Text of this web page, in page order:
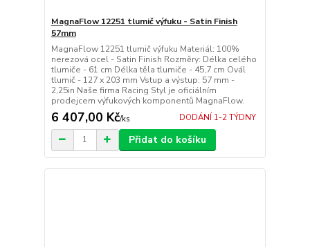
MagnaFlow 12251 tlumič výfuku - Satin Finish
57mm
MagnaFlow 12251 tlumič výfuku Materiál: 100%
nerezová ocel - Satin Finish Rozměry: Délka celého
tlumiče - 61 cm Délka těla tlumiče - 45,7 cm Ovál
tlumič - 127 x 203 mm Vstup a výstup: 57 mm -
2,25in Naše firma Racing Styl je oficiálním
prodejcem výfukových komponentů MagnaFlow.
6 407,00 Kč/ks DODÁNÍ 1-2 TÝDNY
Přidat do košíku